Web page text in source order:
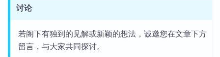
讨论
若阁下有独到的见解或新颖的想法，诚邀您在文章下方
留言，与大家共同探讨。